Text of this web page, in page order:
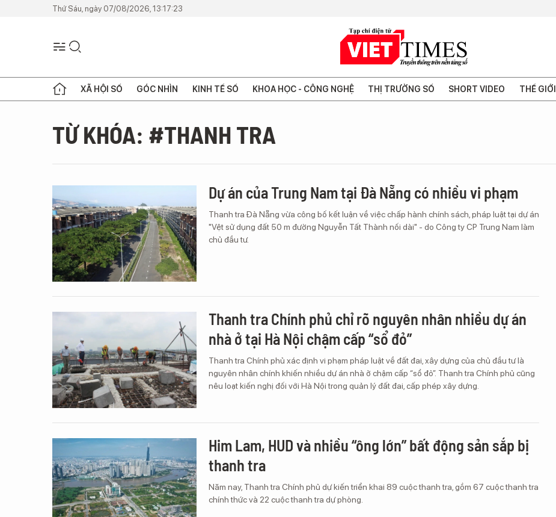
Thứ Sáu, ngày 07/08/2026, 13:17:23
XÃ HỘI SỐ GÓC NHÌN KINH TẾ SỐ KHOA HỌC - CÔNG NGHỆ THỊ TRƯỜNG SỐ SHORT VIDEO THẾ GIỚI
TỪ KHÓA: #THANH TRA
Dự án của Trung Nam tại Đà Nẵng có nhiều vi phạm
Thanh tra Đà Nẵng vừa công bố kết luận về việc chấp hành chính sách, pháp luật tại dự án
"Vệt sử dụng đất 50 m đường Nguyễn Tất Thành nối dài" - do Công ty CP Trung Nam làm
chủ đầu tư.
Thanh tra Chính phủ chỉ rõ nguyên nhân nhiều dự án
nhà ở tại Hà Nội chậm cấp “sổ đỏ”
Thanh tra Chính phủ xác định vi phạm pháp luật về đất đai, xây dựng của chủ đầu tư là
nguyên nhân chính khiến nhiều dự án nhà ở chậm cấp “sổ đỏ”. Thanh tra Chính phủ cũng
nêu loạt kiến nghị đối với Hà Nội trong quản lý đất đai, cấp phép xây dựng.
Him Lam, HUD và nhiều “ông lớn” bất động sản sắp bị
thanh tra
Năm nay, Thanh tra Chính phủ dự kiến triển khai 89 cuộc thanh tra, gồm 67 cuộc thanh tra
chính thức và 22 cuộc thanh tra dự phòng.